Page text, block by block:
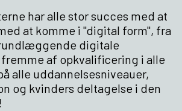
har alle stor succes med at
at komme i "digital form", fra
digitale
af opkvalificering i alle
alle uddannelsesniveauer,
og kvinders deltagelse i den